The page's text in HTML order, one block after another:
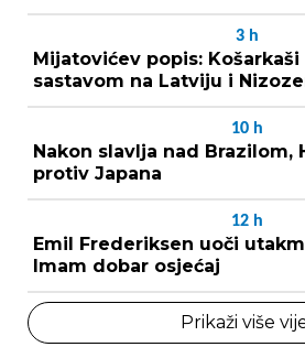
3 h
Mijatovićev popis: Košarkaši
sastavom na Latviju i
10 h
Nakon slavlja nad Brazilom,
protiv Japana
12 h
Emil Frederiksen uoči
Imam dobar osjećaj
Prikaži više